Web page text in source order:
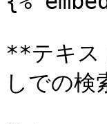
**テキス
しでの検